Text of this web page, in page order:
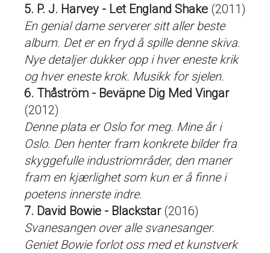
5. P. J. Harvey - Let England Shake (2011)
En genial dame serverer sitt aller beste
album. Det er en fryd å spille denne skiva.
Nye detaljer dukker opp i hver eneste krik
og hver eneste krok. Musikk for sjelen.
6. Thåström - Beväpne Dig Med Vingar
(2012)
Denne plata er Oslo for meg. Mine år i
Oslo. Den henter fram konkrete bilder fra
skyggefulle industriområder, den maner
fram en kjærlighet som kun er å finne i
poetens innerste indre.
7. David Bowie - Blackstar (2016)
Svanesangen over alle svanesanger.
Geniet Bowie forlot oss med et kunstverk